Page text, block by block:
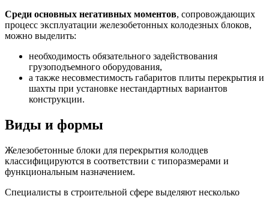
Среди основных негативных моментов, сопровождающих
процесс эксплуатации железобетонных колодезных блоков,
можно выделить:
необходимость обязательного задействования
грузоподъемного оборудования,
а также несовместимость габаритов плиты перекрытия и
шахты при установке нестандартных вариантов
конструкции.
Виды и формы
Железобетонные блоки для перекрытия колодцев
классифицируются в соответствии с типоразмерами и
функциональным назначением.
Специалисты в строительной сфере выделяют несколько